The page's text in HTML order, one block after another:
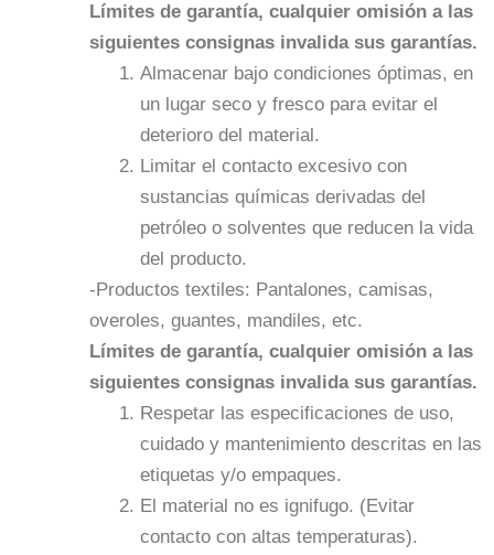
Límites de garantía, cualquier omisión a las
siguientes consignas invalida sus garantías.
Almacenar bajo condiciones óptimas, en
un lugar seco y fresco para evitar el
deterioro del material.
Limitar el contacto excesivo con
sustancias químicas derivadas del
petróleo o solventes que reducen la vida
del producto.
-Productos textiles: Pantalones, camisas,
overoles, guantes, mandiles, etc.
Límites de garantía, cualquier omisión a las
siguientes consignas invalida sus garantías.
Respetar las especificaciones de uso,
cuidado y mantenimiento descritas en las
etiquetas y/o empaques.
El material no es ignifugo. (Evitar
contacto con altas temperaturas).